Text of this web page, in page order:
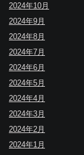
2024年10月
2024年9月
2024年8月
2024年7月
2024年6月
2024年5月
2024年4月
2024年3月
2024年2月
2024年1月